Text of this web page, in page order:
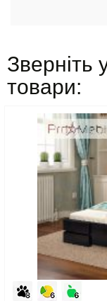
Зверніть
товари: